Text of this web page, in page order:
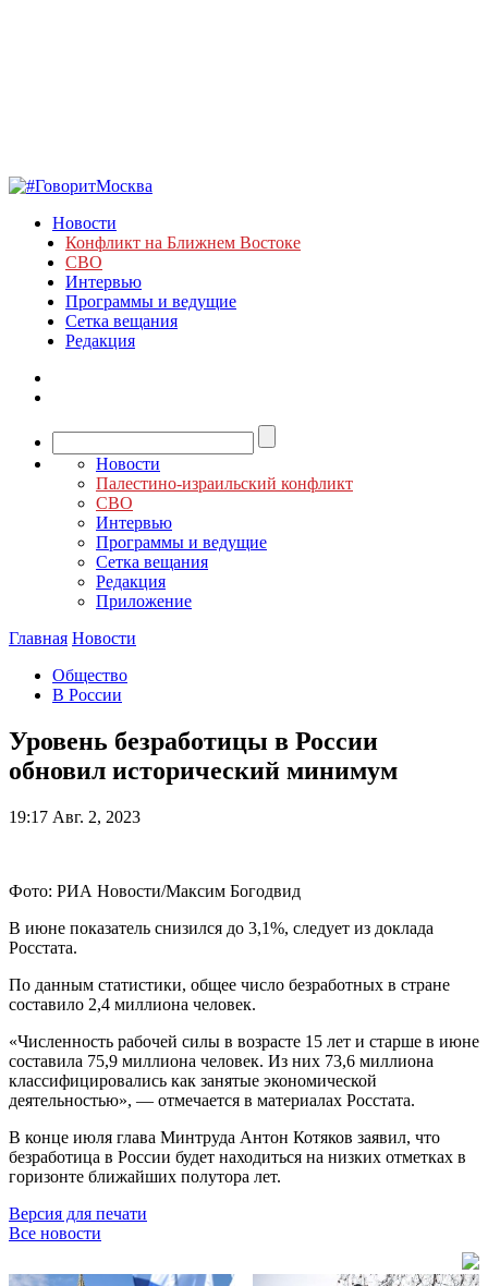
Новости
Конфликт на Ближнем Востоке
СВО
Интервью
Программы и ведущие
Сетка вещания
Редакция
Новости
Палестино-израильский конфликт
СВО
Интервью
Программы и ведущие
Сетка вещания
Редакция
Приложение
Главная Новости
Общество
В России
Уровень безработицы в России
обновил исторический минимум
19:17 Авг. 2, 2023
Фото: РИА Новости/Максим Богодвид
В июне показатель снизился до 3,1%, следует из доклада
Росстата.
По данным статистики, общее число безработных в стране
составило 2,4 миллиона человек.
«Численность рабочей силы в возрасте 15 лет и старше в июне
составила 75,9 миллиона человек. Из них 73,6 миллиона
классифицировались как занятые экономической
деятельностью», — отмечается в материалах Росстата.
В конце июля глава Минтруда Антон Котяков заявил, что
безработица в России будет находиться на низких отметках в
горизонте ближайших полутора лет.
Версия для печати
Все новости